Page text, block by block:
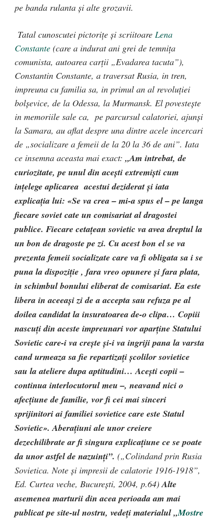
pe banda rulanta și alte grozavii.
Tatal cunoscutei pictorițe și scriitoare Lena
Constante (care a indurat ani grei de temnița
comunista, autoarea carții „Evadarea tacuta”),
Constantin Constante, a traversat Rusia, in tren,
impreuna cu familia sa, in primul an al revoluției
bolșevice, de la Odessa, la Murmansk. El povestește
in memoriile sale ca, pe parcursul calatoriei, ajunși
la Samara, au aflat despre una dintre acele incercari
de „socializare a femeii de la 20 la 36 de ani”. Iata
ce insemna aceasta mai exact: „Am intrebat, de
curiozitate, pe unul din acești extremiști cum
ințelege aplicarea acestui deziderat și iata
explicația lui: «Se va crea – mi-a spus el – pe langa
fiecare soviet cate un comisariat al dragostei
publice. Fiecare cetațean sovietic va avea dreptul la
un bon de dragoste pe zi. Cu acest bon el se va
prezenta femeii socializate care va fi obligata sa i se
puna la dispoziție , fara vreo opunere și fara plata,
in schimbul bonului eliberat de comisariat. Ea este
libera in aceeași zi de a accepta sau refuza pe al
doilea candidat la insuratoarea de-o clipa… Copiii
nascuți din aceste impreunari vor aparține Statului
Sovietic care-i va crește și-i va ingriji pana la varsta
cand urmeaza sa fie repartizați școlilor sovietice
sau la ateliere dupa aptitudini… Acești copii –
continua interlocutorul meu –, neavand nici o
afecțiune de familie, vor fi cei mai sinceri
sprijinitori ai familiei sovietice care este Statul
Sovietic». Aberațiuni ale unor creiere
dezechilibrate ar fi singura explicațiune ce se poate
da unor astfel de nazuinți”. („Colindand prin Rusia
Sovietica. Note și impresii de calatorie 1916-1918”,
Ed. Curtea veche, București, 2004, p.64)Alte
asemenea marturii din acea perioada am mai
publicat pe site-ul nostru, vedeți materialul „Mostre